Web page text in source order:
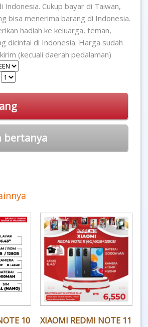
Indonesia. Cukup bayar di Taiwan,
bisa menerima barang di Indonesia.
hadiah ke keluarga, teman,
dicintai di Indonesia. Harga sudah
(kecuali daerah pedalaman)
bertanya
10
XIAOMI REDMI NOTE 11